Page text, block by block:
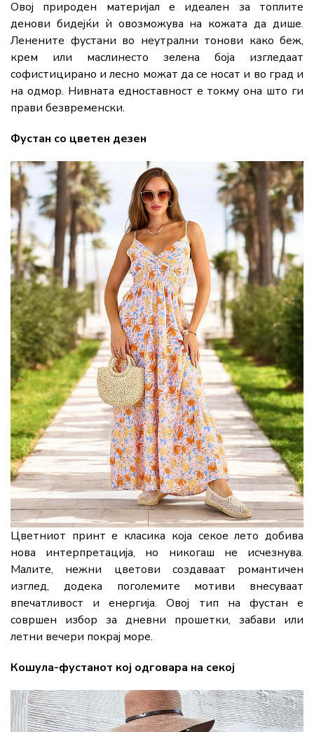
Овој природен материјал е идеален за топлите
денови бидејќи ѝ овозможува на кожата да дише.
Ленените фустани во неутрални тонови како беж,
крем или маслинесто зелена боја изгледаат
софистицирано и лесно можат да се носат и во град и
на одмор. Нивната едноставност е токму она што ги
прави безвременски.
Фустан со цветен дезен
Цветниот принт е класика која секое лето добива
нова интерпретација, но никогаш не исчезнува.
Малите, нежни цветови создаваат романтичен
изглед, додека поголемите мотиви внесуваат
впечатливост и енергија. Овој тип на фустан е
совршен избор за дневни прошетки, забави или
летни вечери покрај море.
Кошула-фустанот кој одговара на секој